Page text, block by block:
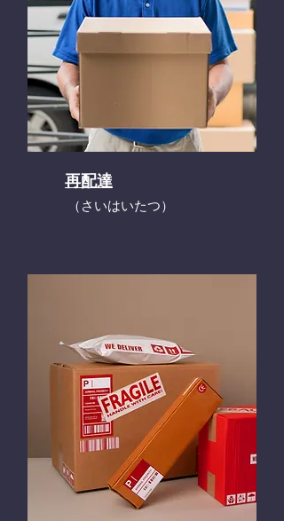
再配達
​（さいはいたつ）